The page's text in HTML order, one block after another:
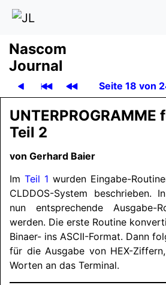
Nascom
Journal
Seite 18 von
UNTERPROGRAMME
Teil 2
von Gerhard Baier
Im Teil 1 wurden Eingabe-
CLD­DOS-System beschrieben.
nun entsprechende Ausgabe-
werden. Die erste Routine
Binaer- ins ASCII-Format. Dann
für die Ausgabe von HEX-
Worten an das Terminal.